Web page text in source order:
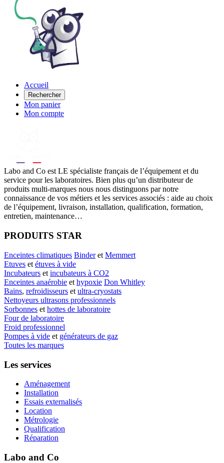
Accueil
Rechercher
Mon panier
Mon compte
Labo and Co est LE spécialiste français de l’équipement et du
service pour les laboratoires. Bien plus qu’un distributeur de
produits multi-marques nous nous distinguons par notre
connaissance de vos métiers et les services associés : aide au choix
de l’équipement, livraison, installation, qualification, formation,
entretien, maintenance…
PRODUITS STAR
Enceintes climatiques Binderet Memmert
Etuves et étuves à vide
Incubateurs et incubateurs à CO2
Enceintes anaérobie et hypoxie Don Whitley
Bains, refroidisseurs et ultra-cryostats
Nettoyeurs ultrasons professionnels
Sorbonnes et hottes de laboratoire
Four de laboratoire
Froid professionnel
Pompes à vide et générateurs de gaz
Toutes les marques
Les services
Aménagement
Installation
Essais externalisés
Location
Métrologie
Qualification
Réparation
Labo and Co